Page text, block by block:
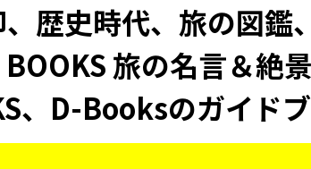
歴史時代、旅の図鑑
旅の名言＆絶
、D-Booksのガイド